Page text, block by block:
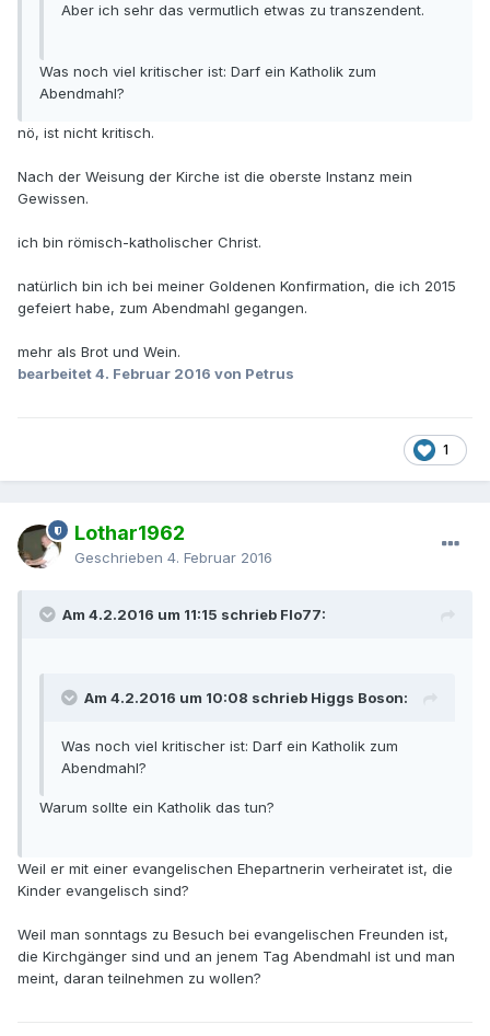
Aber ich sehr das vermutlich etwas zu transzendent.
Was noch viel kritischer ist: Darf ein Katholik zum
Abendmahl?
nö, ist nicht kritisch.
Nach der Weisung der Kirche ist die oberste Instanz mein
Gewissen.
ich bin römisch-katholischer Christ.
natürlich bin ich bei meiner Goldenen Konfirmation, die ich 2015
gefeiert habe, zum Abendmahl gegangen.
mehr als Brot und Wein.
bearbeitet4. Februar 2016 von Petrus
1
Lothar1962
Geschrieben 4. Februar 2016
Am 4.2.2016 um 11:15 schrieb Flo77:
Am 4.2.2016 um 10:08 schrieb Higgs Boson:
Was noch viel kritischer ist: Darf ein Katholik zum
Abendmahl?
Warum sollte ein Katholik das tun?
Weil er mit einer evangelischen Ehepartnerin verheiratet ist, die
Kinder evangelisch sind?
Weil man sonntags zu Besuch bei evangelischen Freunden ist,
die Kirchgänger sind und an jenem Tag Abendmahl ist und man
meint, daran teilnehmen zu wollen?